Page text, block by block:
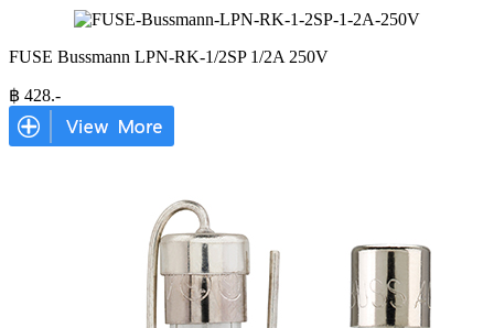
FUSE Bussmann LPN-RK-1/2SP 1/2A 250V
฿ 428.-